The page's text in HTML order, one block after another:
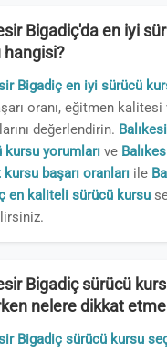
Bigadiç'da en iyi
hangisi?
Bigadiç en iyi sürücü
oranı, eğitmen
değerlendirin.
kursu yorumları ve
başarı oranları ile
en kaliteli sürücü kursu
Bigadiç sürücü
nelere dikkat
Bigadiç sürücü kursu